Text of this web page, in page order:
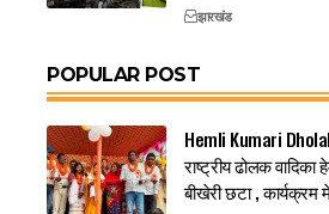
झारखंड
POPULAR POST
Hemli Kumari
राष्ट्रीय ढोलक वादिका
बीखेरी छटा ,